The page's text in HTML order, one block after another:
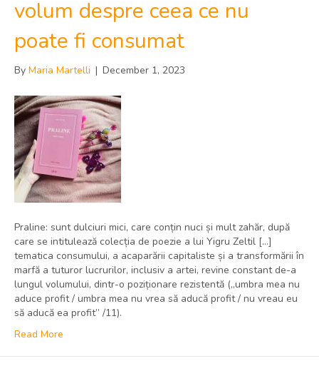
volum despre ceea ce nu
poate fi consumat
By Maria Martelli | December 1, 2023
Praline: sunt dulciuri mici, care conțin nuci și mult zahăr, după
care se intitulează colecția de poezie a lui Yigru Zeltil […]
tematica consumului, a acaparării capitaliste și a transformării în
marfă a tuturor lucrurilor, inclusiv a artei, revine constant de-a
lungul volumului, dintr-o poziționare rezistentă („umbra mea nu
aduce profit / umbra mea nu vrea să aducă profit / nu vreau eu
să aducă ea profit” /11).
Read More